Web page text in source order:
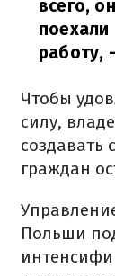
всего,
поехали
работу,
Чтобы
силу,
создавать
граждан
Польши